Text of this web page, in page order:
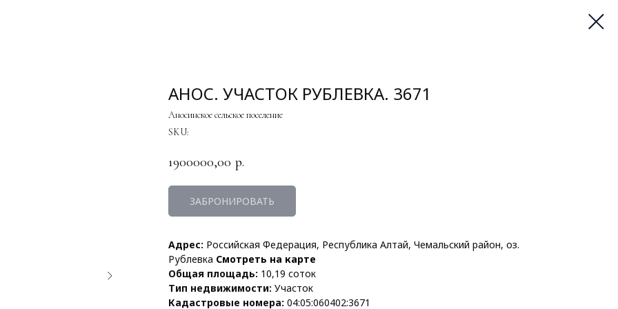
АНОС. УЧАСТОК РУБЛЕВКА. 3671
Аносинское сельское поселение
SKU:
1900000,00 р.
ЗАБРОНИРОВАТЬ
Адрес: Российская Федерация, Республика Алтай, Чемальский район, оз.
Рублевка Смотреть на карте
Общая площадь: 10,19 соток
Тип недвижимости: Участок
Кадастровые номера: 04:05:060402:3671